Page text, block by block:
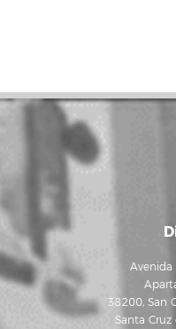
Avenida
38200, San
Santa Cruz